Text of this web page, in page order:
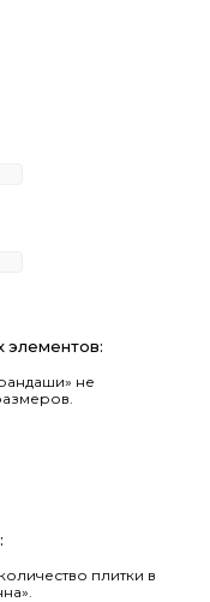
элементов:
не
плитки в